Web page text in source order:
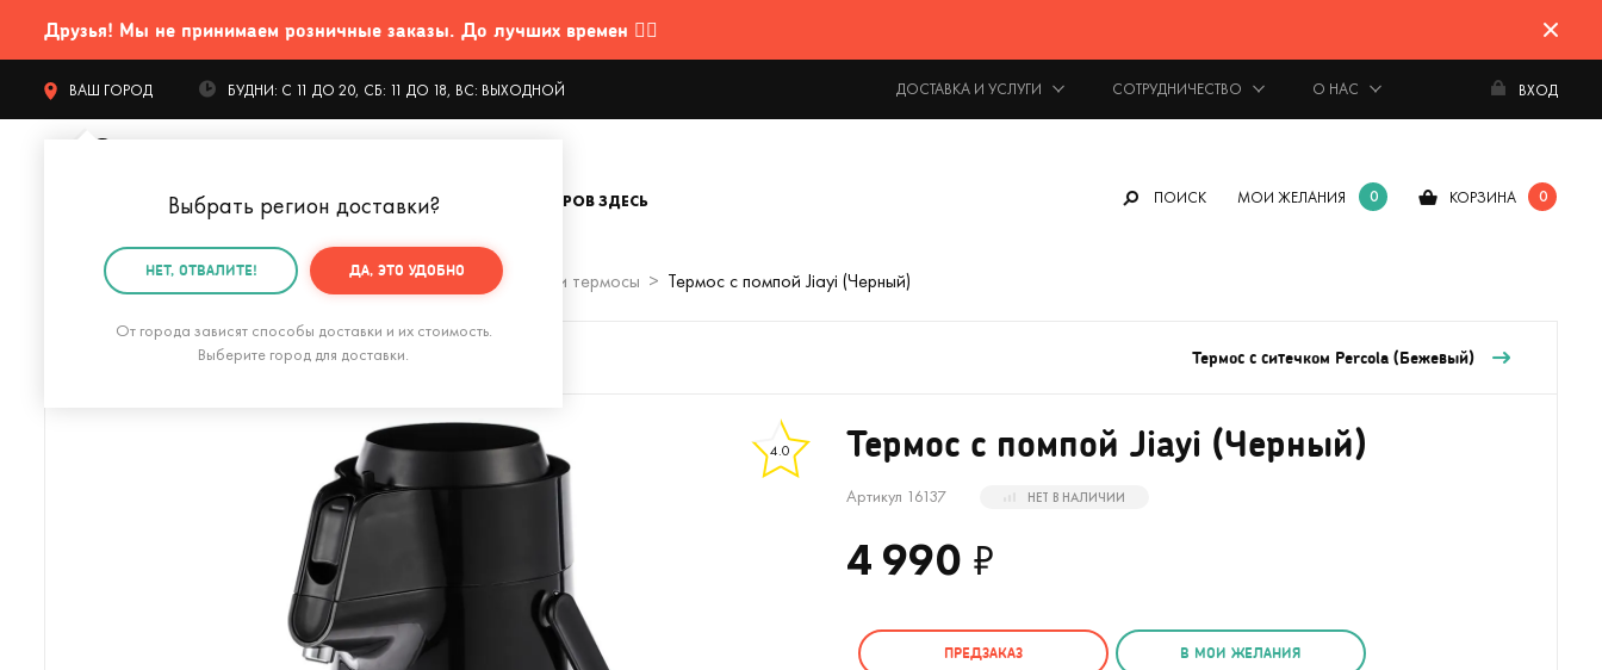
Друзья! Мы не принимаем розничные заказы. До лучших времен 🤷‍♂️
ВАШ ГОРОД
Выбрать регион доставки?
НЕТ, ОТВАЛИТЕ! ДА, ЭТО УДОБНО
От города зависят способы доставки и их стоимость.
Выберите город для доставки.
БУДНИ: С 11 ДО 20, СБ: 11 ДО 18, ВС: ВЫХОДНОЙ ДОСТАВКА И УСЛУГИ СОТРУДНИЧЕСТВО О НАС ВХОД
КАТАЛОГ ТОВАРОВ ЗДЕСЬ ПОИСК МОИ ЖЕЛАНИЯ 0 КОРЗИНА 0
Главная Дом и офис Кухня Кружки Термокружки и термосы Термос с помпой Jiayi (Черный)
Термос для еды Tabenodo (Желтый) Термос с ситечком Percola (Бежевый)
4.0 Термос с помпой Jiayi (Черный)
Артикул 16137 НЕТ В НАЛИЧИИ
4 990 ₽
ПРЕДЗАКАЗ В МОИ ЖЕЛАНИЯ